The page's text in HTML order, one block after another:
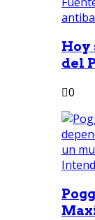
Hoy
del
0